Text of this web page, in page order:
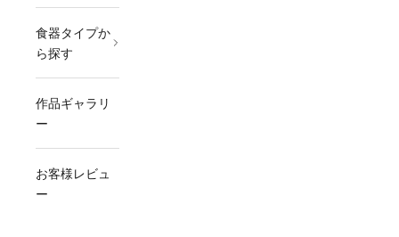
食器タイプか
ら探す
作品ギャラリ
ー
お客様レビュ
ー